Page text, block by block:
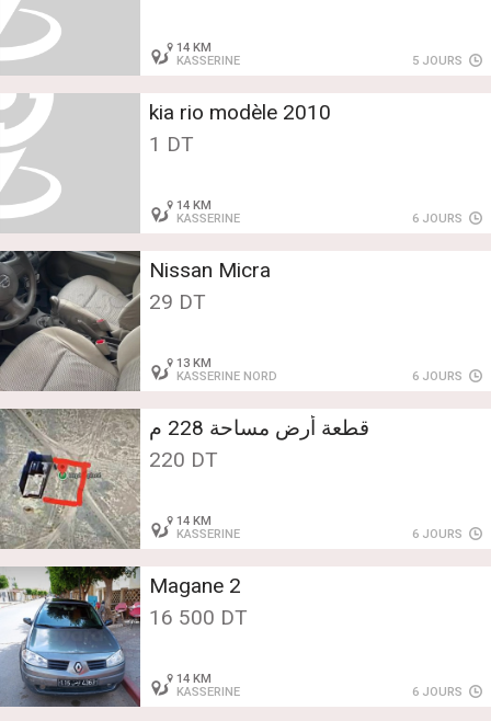
14 KM
KASSERINE
5 JOURS
kia rio modèle 2010
1 DT
14 KM
KASSERINE
6 JOURS
Nissan Micra
29 DT
13 KM
KASSERINE NORD
6 JOURS
قطعة أرض مساحة 228 م
220 DT
14 KM
KASSERINE
6 JOURS
Magane 2
16 500 DT
14 KM
KASSERINE
6 JOURS